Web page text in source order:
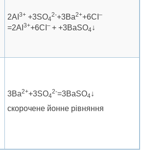
2AI 3+ +3SO4
2-+3Ba2++6CI –
=2AI 3++6CI – + +3BaSO4↓
3Ba2++3SO4
2-=3BaSO4↓
скорочене йонне рівняння